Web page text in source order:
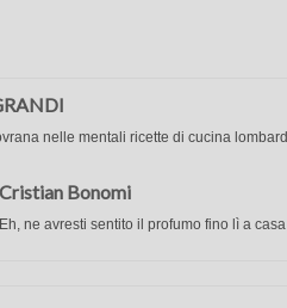
nelle mentali ricette di cucina
Cristian Bonomi
Eh, ne avresti sentito il profumo fino lì a